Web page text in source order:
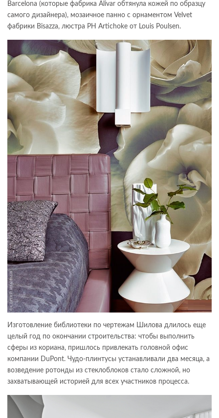
Barcelona (которые фабрика Alivar обтянула кожей по образцу
самого дизайнера), мозаичное панно с орнаментом Velvet
фабрики Bisazza, люстра PH Artichoke от Louis Poulsen.
Изготовление библиотеки по чертежам Шилова длилось еще
целый год по окончании строительства: чтобы выполнить
сферы из кориана, пришлось привлекать головной офис
компании DuPont. Чудо-плинтусы устанавливали два месяца, а
возведение ротонды из стеклоблоков стало сложной, но
захватывающей историей для всех участников процесса.